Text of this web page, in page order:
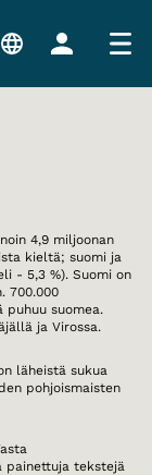
4,9 miljoonan
kieltä; suomi ja
- 5,3 %). Suomi on
700.000
puhuu suomea.
ja Virossa.
läheistä sukua
pohjoismaisten
painettuja tekstejä